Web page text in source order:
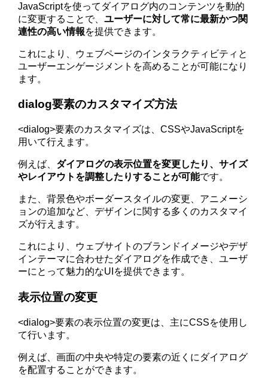
JavaScriptを使ってダイアログ内のコンテンツを動的
に変更することで、ユーザーに対して常に最新かつ関
連性の高い情報を提供できます。
これにより、ウェブページのインタラクティビティと
ユーザーエンゲージメントを高めることが可能になり
ます。
dialog要素のカスタマイズ方法
<dialog>要素のカスタマイズは、CSSやJavaScriptを
用いて行えます。
例えば、 ダイアログの表示位置を変更したり、サイズ
やレイアウトを調整したりすることが可能です。
また、背景色やボーダースタイルの変更、アニメーシ
ョンの追加など、デザインに関する多くのカスタマイ
ズが行えます。
これにより、ウェブサイトのブランドイメージやデザ
インテーマに合わせたダイアログを作成でき、ユーザ
ーにとって魅力的なUIを提供できます。
表示位置の変更
<dialog>要素の表示位置の変更は、主にCSSを使用し
て行います。
例えば、画面の中央や特定の要素の近くにダイアログ
を配置することができます。